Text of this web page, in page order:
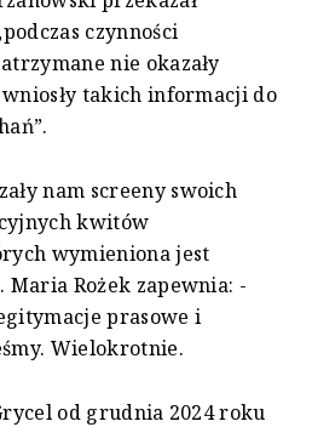
czynności
nie okazały
takich informacji do
nam screeny swoich
kwitów
wymieniona jest
Rożek zapewnia: -
prasowe i
Wielokrotnie.
od grudnia 2024 roku